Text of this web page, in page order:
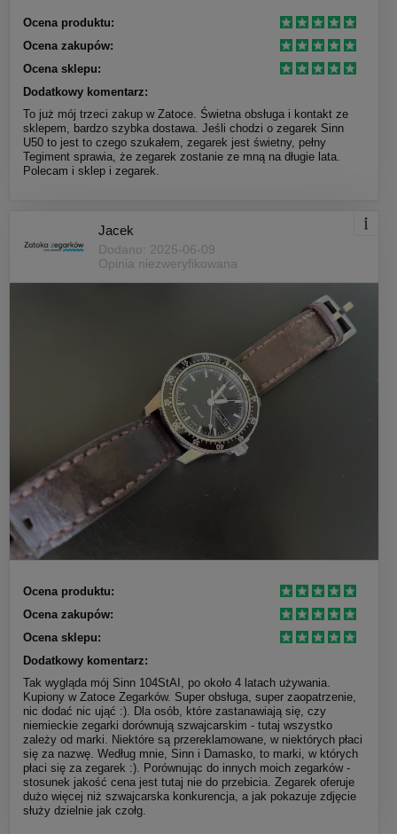
Ocena produktu:
Ocena zakupów:
Ocena sklepu:
Dodatkowy komentarz:
To już mój trzeci zakup w Zatoce. Świetna obsługa i kontakt ze
sklepem, bardzo szybka dostawa. Jeśli chodzi o zegarek Sinn
U50 to jest to czego szukałem, zegarek jest świetny, pełny
Tegiment sprawia, że zegarek zostanie ze mną na długie lata.
Polecam i sklep i zegarek.
Jacek
Dodano: 2025-06-09
Opinia niezweryfikowana
Ocena produktu:
Ocena zakupów:
Ocena sklepu:
Dodatkowy komentarz:
Tak wygląda mój Sinn 104StAI, po około 4 latach używania.
Kupiony w Zatoce Zegarków. Super obsługa, super zaopatrzenie,
nic dodać nic ująć :). Dla osób, które zastanawiają się, czy
niemieckie zegarki dorównują szwajcarskim - tutaj wszystko
zależy od marki. Niektóre są przereklamowane, w niektórych płaci
się za nazwę. Według mnie, Sinn i Damasko, to marki, w których
płaci się za zegarek :). Porównując do innych moich zegarków -
stosunek jakość cena jest tutaj nie do przebicia. Zegarek oferuje
dużo więcej niż szwajcarska konkurencja, a jak pokazuje zdjęcie
służy dzielnie jak czołg.